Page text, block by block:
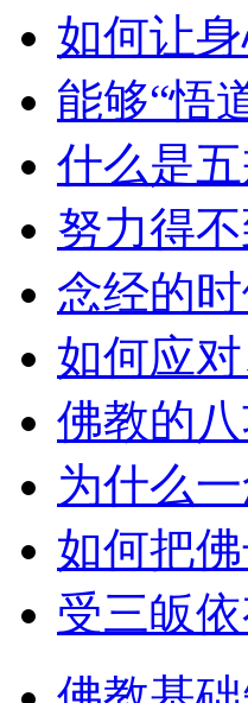
如何让
能够“悟
什么是
努力得
念经的
如何应
佛教的
为什么
如何把
受三皈